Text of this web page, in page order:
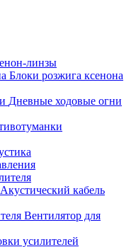
линзы
Блоки розжига ксенона
Дневные ходовые огни
Акустический кабель
Вентилятор для